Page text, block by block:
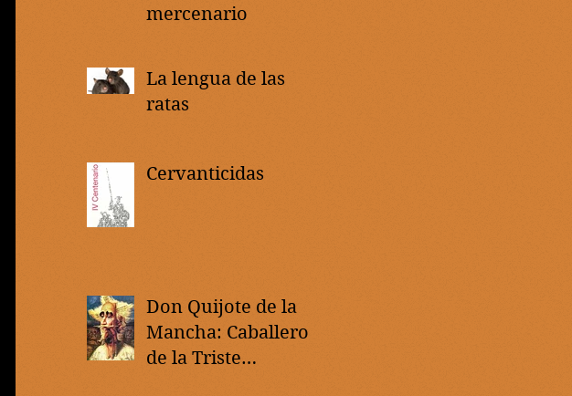
mercenario
La lengua de las
ratas
Cervanticidas
Don Quijote de la
Mancha: Caballero
de la Triste